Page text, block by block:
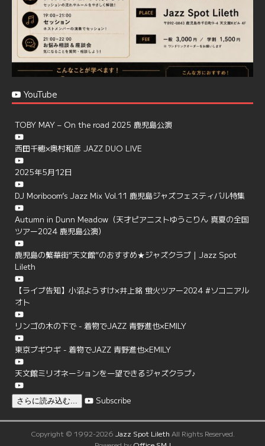
YouTube
TOBY MAY – On the road 2025 鹿児島公演
西田千穂×奥村和彦 JAZZ DUO LIVE
2025年5月12日
DJ Moriboom’s Jazz Mix Vol.11 鹿児島ジャズフェスティバル特集
Autumn in Dunn Meadow（天才ピアニストゆうこりん 真夏の全国
ツアー2024 鹿児島公演）
鹿児島の繁華街”天文館”のおすすめ★ジャズクラブ | Jazz Spot
Lileth
【ライブ告知】小沼ようすけ×井上銘 蛍火ツアー2024 #ソコニアル
オト
リンゴの木の下で - 着物でJAZZ 青野進也×EMILY
東京ブギウギ - 着物でJAZZ 青野進也×EMILY
天文館ミリオネーションを一望できるジャズクラブ♪
さらに読み込む... Subscribe
Copyright © 1992-2026 Jazz Spot Lileth All Rights Reserved.